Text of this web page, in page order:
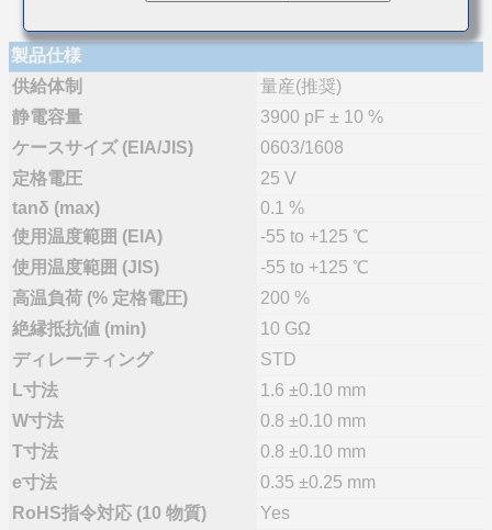
製品仕様
供給体制
量産(推奨)
静電容量
3900 pF ± 10 %
ケースサイズ (EIA/JIS)
0603/1608
定格電圧
25 V
tanδ (max)
0.1 %
使用温度範囲 (EIA)
-55 to +125 ℃
使用温度範囲 (JIS)
-55 to +125 ℃
高温負荷 (% 定格電圧)
200 %
絶縁抵抗値 (min)
10 GΩ
ディレーティング
STD
L寸法
1.6 ±0.10 mm
W寸法
0.8 ±0.10 mm
T寸法
0.8 ±0.10 mm
e寸法
0.35 ±0.25 mm
RoHS指令対応 (10 物質)
Yes